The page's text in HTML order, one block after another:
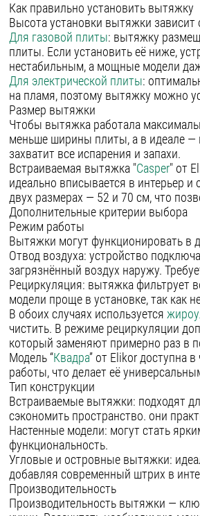
Как правильно установить вытяжку
Высота установки вытяжки зависит
Для газовой плиты: вытяжку
плиты. Если установить её ниже,
нестабильным, а мощные модели
Для электрической плиты:
на пламя, поэтому вытяжку можно
Размер вытяжки
Чтобы вытяжка работала
меньше ширины плиты, а в идеале —
захватит все испарения и запахи.
Встраиваемая вытяжка "Casper" от
идеально вписывается в интерьер и
двух размерах — 52 и 70 см, что
Дополнительные критерии выбора
Режим работы
Вытяжки могут функционировать в
Отвод воздуха: устройство
загрязнённый воздух наружу.
Рециркуляция: вытяжка фильтрует
модели проще в установке, так как
В обоих случаях используется
чистить. В режиме рециркуляции
который заменяют примерно раз в
Модель “Квадра” от Elikor доступна
работы, что делает её
Тип конструкции
Встраиваемые вытяжки: подходят
сэкономить пространство. они
Настенные модели: могут стать
функциональность.
Угловые и островные вытяжки:
добавляя современный штрих в
Производительность
Производительность вытяжки —